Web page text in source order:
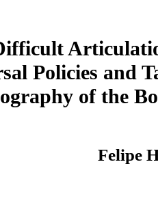
Policies and
of the
Felipe